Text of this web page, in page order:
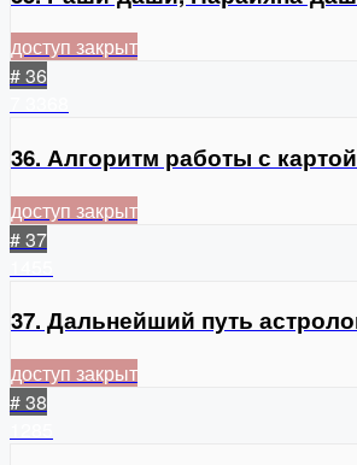
доступ закрыт
# 36
36. Алгоритм работы с
доступ закрыт
# 37
37. Дальнейший путь
доступ закрыт
# 38